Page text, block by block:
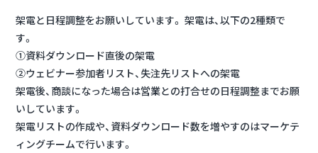
架電と日程調整をお願いしています。 架電は、以下の2種類で
す。
①資料ダウンロード直後の架電
②ウェビナー参加者リスト、失注先リストへの架電
架電後、商談になった場合は営業との打合せの日程調整までお願
いしています。
架電リストの作成や、資料ダウンロード数を増やすのはマーケテ
ィングチームで行います。